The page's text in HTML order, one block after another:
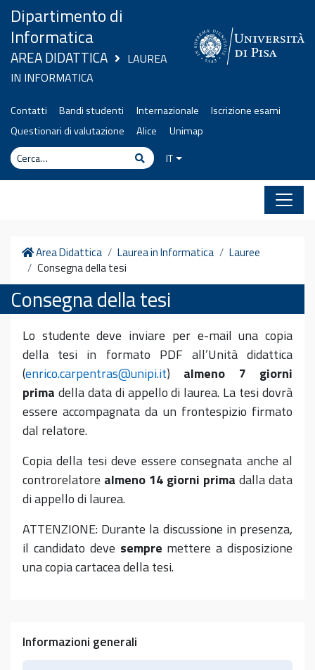
Vai al contenuto
Dipartimento di
Informatica
AREA DIDATTICA
LAUREA
IN INFORMATICA
Contatti Bandi studenti Internazionale
Iscrizione esami
Questionari di valutazione
Alice
Unimap
Cerca
CercaIT
Home
Area Didattica Laurea in Informatica
Lauree
Consegna della tesi
Consegna della tesi
Lo studente deve inviare per e-mail una copia
della tesi in formato PDF all’Unità didattica
(enrico.carpentras@unipi.it) almeno 7 giorni
prima della data di appello di laurea. La tesi dovrà
essere accompagnata da un frontespizio firmato
dal relatore.
Copia della tesi deve essere consegnata anche al
controrelatore almeno 14 giorni prima dalla data
di appello di laurea.
ATTENZIONE: Durante la discussione in presenza,
il candidato deve sempre mettere a disposizione
una copia cartacea della tesi.
Informazioni generali